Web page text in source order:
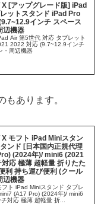
[アップグレード版] iPad
ットスタンド iPad Pro
インチ スペース
辺機器
Air 第5世代 対応 タブレット
2022 対応 (9.7~12.9インチ
・周辺機器
あります。
モフト iPad Miniスタン
ンド [日本国内正規代理
(2024年)/ mini6 (2021
応 極薄 超軽量 折りたた
利 持ち運び便利 (クール
辺機器
ト iPad Miniスタンド タブレ
(A17 Pro) (2024年)/ mini6
対応 極薄 超軽量 折...